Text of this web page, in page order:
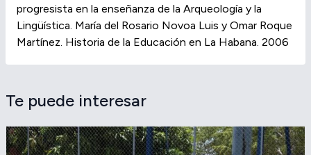
progresista en la enseñanza de la Arqueología y la
Lingüística. María del Rosario Novoa Luis y Omar Roque
Martínez. Historia de la Educación en La Habana. 2006
Te puede interesar